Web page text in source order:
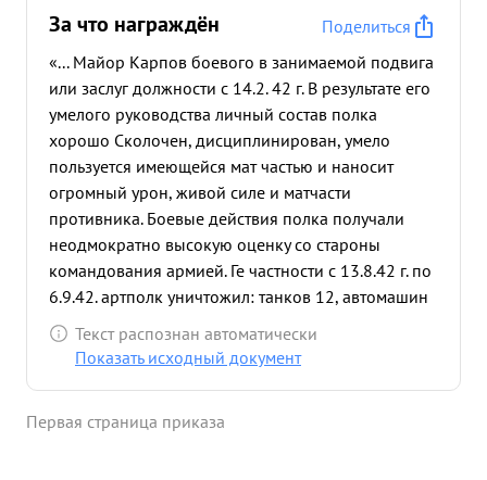
За что награждён
Поделиться
«... Майор Карпов боевого в занимаемой подвига
или заслуг должности с 14.2. 42 г. В результате его
умелого руководства личный состав полка
хорошо Сколочен, дисциплинирован, умело
пользуется имеющейся мат частью и наносит
огромный урон, живой силе и матчасти
противника. Боевые действия полка получали
неодмократно высокую оценку со староны
командования армией. Ге частности с 13.8.42 г. по
6.9.42. артполк уничтожил: танков 12, автомашин
с пехотой и орудиями-14, минометных батарей 6.
орудий-20, пулеметов- 36, солдат и офицеров
батальонов пехоты и пр- Не менев успешно полка
Текст распознан автоматически
Показать исходный документ
Первая страница приказа